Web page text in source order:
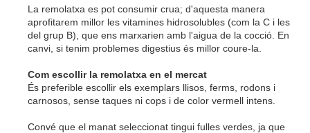
La remolatxa es pot consumir crua; d'aquesta manera
aprofitarem millor les vitamines hidrosolubles (com la C i les
del grup B), que ens marxarien amb l'aigua de la cocció. En
canvi, si tenim problemes digestius és millor coure-la.
Com escollir la remolatxa en el mercat
És preferible escollir els exemplars llisos, ferms, rodons i
carnosos, sense taques ni cops i de color vermell intens.
Convé que el manat seleccionat tingui fulles verdes, ja que